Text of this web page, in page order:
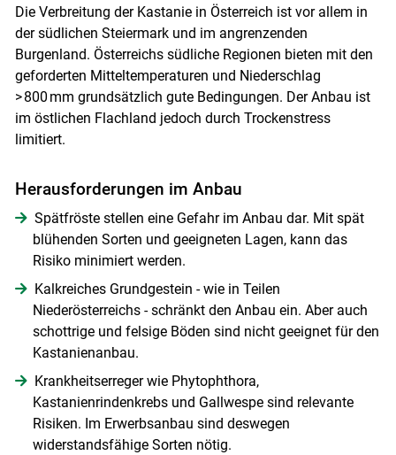
Die Verbreitung der Kastanie in Österreich ist vor allem in
der südlichen Steiermark und im angrenzenden
Burgenland. Österreichs südliche Regionen bieten mit den
geforderten Mitteltemperaturen und Niederschlag
> 800 mm grundsätzlich gute Bedingungen. Der Anbau ist
im östlichen Flachland jedoch durch Trockenstress
limitiert.
Herausforderungen im Anbau
Spätfröste stellen eine Gefahr im Anbau dar. Mit spät
blühenden Sorten und geeigneten Lagen, kann das
Risiko minimiert werden.
Kalkreiches Grundgestein - wie in Teilen
Niederösterreichs - schränkt den Anbau ein. Aber auch
schottrige und felsige Böden sind nicht geeignet für den
Kastanienanbau.
Krankheitserreger wie Phytophthora,
Kastanienrindenkrebs und Gallwespe sind relevante
Risiken. Im Erwerbsanbau sind deswegen
widerstandsfähige Sorten nötig.